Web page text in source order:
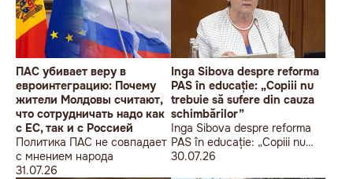
ПАС убивает веру в
евроинтеграцию: Почему
жители Молдовы считают,
что сотрудничать надо как
с ЕС, так и с Россией
Политика ПАС не совпадает
с мнением народа
31.07.26
Inga Sibova despre reforma
PAS în educație: „Copiii nu
trebuie să sufere din cauza
schimbărilor”
Inga Sibova despre reforma
PAS în educație: „Copiii nu
trebuie să sufere din cauza
30.07.26